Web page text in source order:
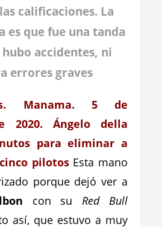
calificaciones. La
es que fue una tanda
accidentes, ni
errores graves
Manama. 5 de
2020. Ángelo della
para eliminar a
pilotos Esta mano
porque dejó ver a
con su Red Bull
así, que estuvo a muy